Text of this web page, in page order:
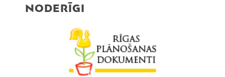
NODERĪGI